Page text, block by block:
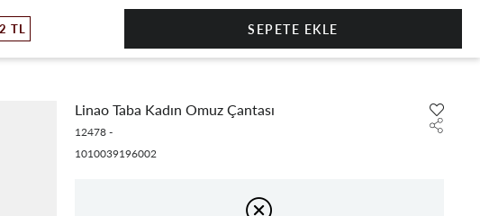
Linao Taba Kadın Omuz Çantası
12478 -
1010039196002
TL